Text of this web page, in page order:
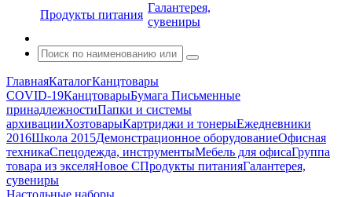
Продукты питания
Галантерея,
сувениры
ГлавнаяКаталогКанцтовары
COVID-19КанцтоварыБумага Письменные
принадлежностиПапки и системы
архивацииХозтоварыКартриджи и тонерыЕжедневники
2016Школа 2015Демонстрационное оборудованиеОфисная
техникаСпецодежда, инструментыМебель для офисаГруппа
товара из экселяНовое СПродукты питанияГалантерея,
сувениры
Настольные наборы